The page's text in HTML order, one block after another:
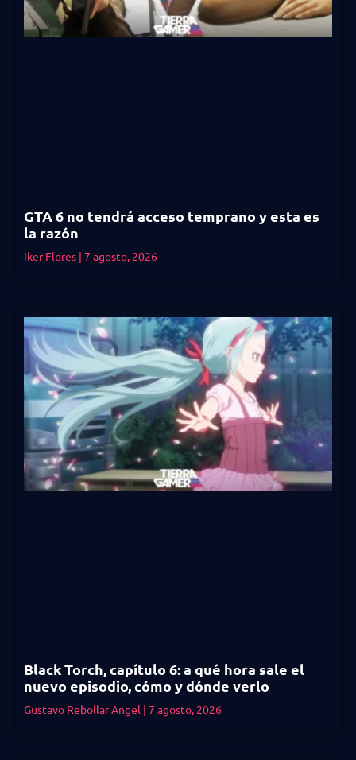
GTA 6 no tendrá acceso temprano y esta es
la razón
Iker Flores 7 agosto, 2026
Black Torch, capítulo 6: a qué hora sale el
nuevo episodio, cómo y dónde verlo
Gustavo Rebollar Angel 7 agosto, 2026